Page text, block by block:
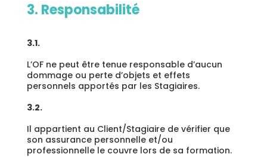
3. Responsabilité
3.1.
L’OF ne peut être tenue responsable d’aucun
dommage ou perte d’objets et effets
personnels apportés par les Stagiaires.
3.2.
Il appartient au Client/Stagiaire de vérifier que
son assurance personnelle et/ou
professionnelle le couvre lors de sa formation.